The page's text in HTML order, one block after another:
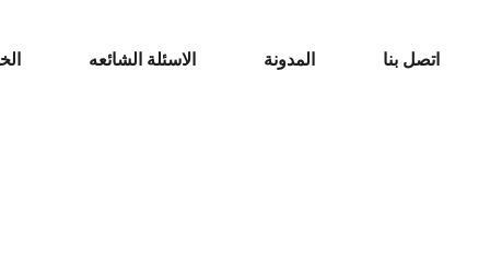
الاسئلة الشائعه المدونة اتصل بنا